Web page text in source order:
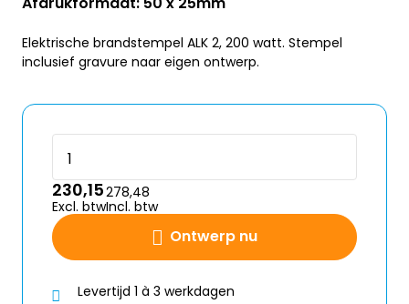
Elektrische brandstempel ALK 2, 200 watt. Stempel
inclusief gravure naar eigen ontwerp.
Ontwerp nu
230,15
Excl. btw
278,48
Incl. btw
Levertijd 1 à 3 werkdagen